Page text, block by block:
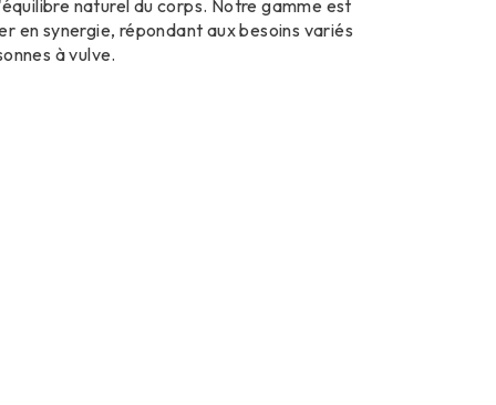
naturel du corps. Notre gamme est
en synergie, répondant aux besoins variés
à vulve.